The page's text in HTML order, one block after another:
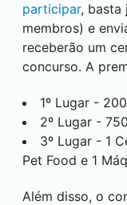
participar, basta
membros) e
receberão um
concurso. A
1º Lugar -
2º Lugar -
3º Lugar - 1
Pet Food e 1
Além disso, o